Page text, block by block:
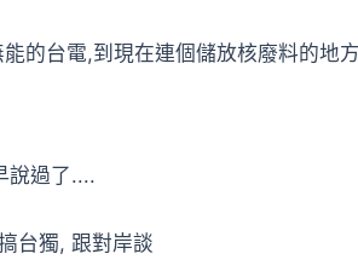
能的台電,到現在連個儲放核廢料的地
說過了....
台獨, 跟對岸談